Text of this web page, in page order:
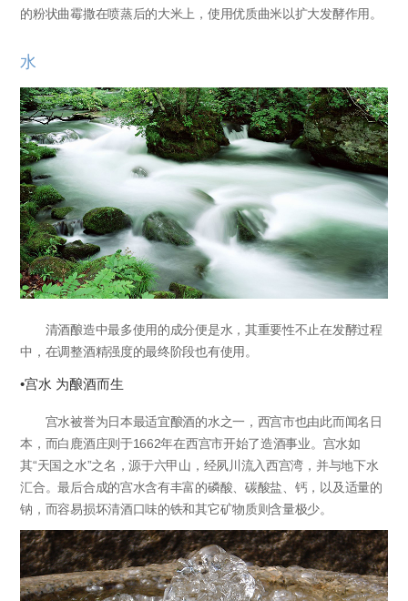
的粉状曲霉撒在喷蒸后的大米上，使用优质曲米以扩大发酵作用。
水
清酒酿造中最多使用的成分便是水，其重要性不止在发酵过程
中，在调整酒精强度的最终阶段也有使用。
•宫水 为酿酒而生
宫水被誉为日本最适宜酿酒的水之一，西宫市也由此而闻名日
本，而白鹿酒庄则于1662年在西宫市开始了造酒事业。宫水如
其“天国之水”之名，源于六甲山，经夙川流入西宫湾，并与地下水
汇合。最后合成的宫水含有丰富的磷酸、碳酸盐、钙，以及适量的
钠，而容易损坏清酒口味的铁和其它矿物质则含量极少。